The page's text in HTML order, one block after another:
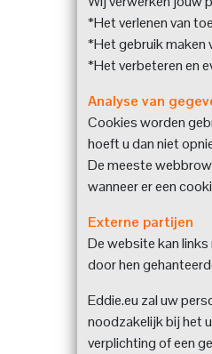
*Het verlenen van
*Het gebruik maken
*Het verbeteren en
Analyse van
Cookies worden
hoeft u dan niet
De meeste
wanneer er een
Externe partijen
De website kan
door hen
Eddie.eu zal uw
noodzakelijk bij het
verplichting of een